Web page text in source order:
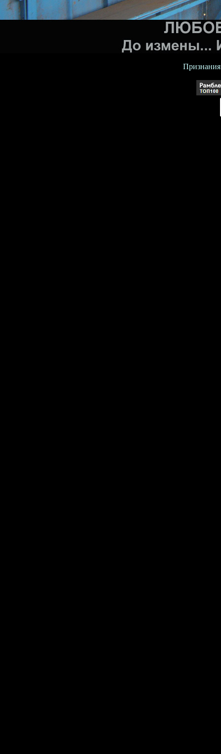
Признания